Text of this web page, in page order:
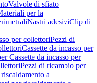
Valvole di sfiato
per la
Nastri adesiviClip di
per collettoriPezzi di
Cassette da incasso per
Cassette da incasso per
Pezzi di ricambio per
a